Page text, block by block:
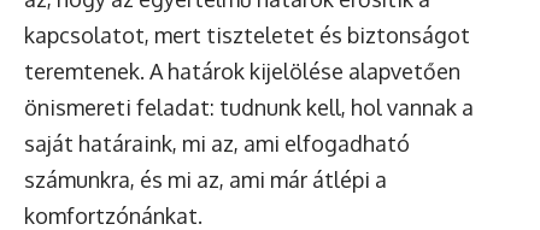
kapcsolatot, mert tiszteletet és biztonságot
teremtenek. A határok kijelölése alapvetően
önismereti feladat: tudnunk kell, hol vannak a
saját határaink, mi az, ami elfogadható
számunkra, és mi az, ami már átlépi a
komfortzónánkat.